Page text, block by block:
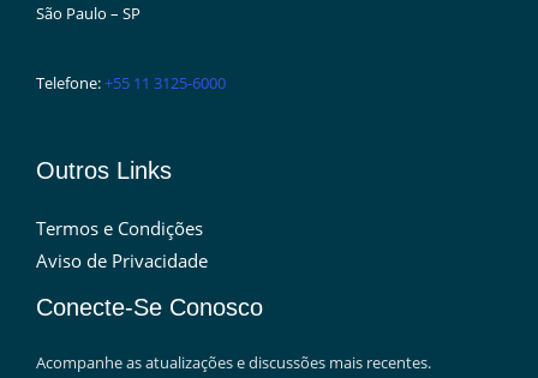
São Paulo – SP
Telefone:+55 11 3125-6000
Outros Links
Termos e Condições
Aviso de Privacidade
Conecte-Se Conosco
Acompanhe as atualizações e discussões mais recentes.